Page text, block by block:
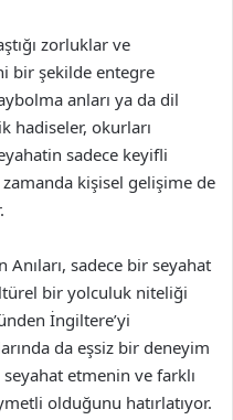
zorluklar ve
bir şekilde entegre
anları ya da dil
hadiseler, okurları
sadece keyifli
zamanda kişisel gelişime de
Anıları, sadece bir seyahat
bir yolculuk niteliği
İngiltere’yi
da eşsiz bir deneyim
etmenin ve farklı
olduğunu hatırlatıyor.